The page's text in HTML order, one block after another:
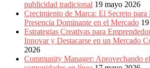
publicidad tradicional 19 mayo 2026
Crecimiento de Marca: El Secreto para
Presencia Dominante en el Mercado
Estrategias Creativas para
Innovar y Destacarse en un Mercado
2026
Community Manager: Aprovechando